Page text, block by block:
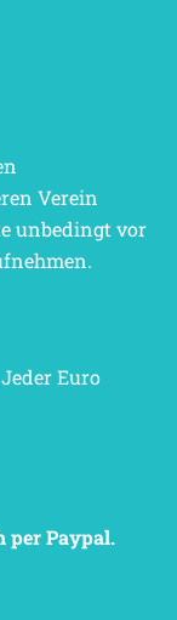
Verein
unbedingt vor
Euro
per Paypal.